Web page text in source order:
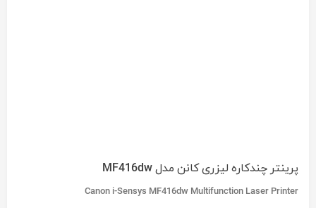
پرینتر چندکاره لیزری کانن مدل MF416dw
Canon i-Sensys MF416dw Multifunction Laser Printer